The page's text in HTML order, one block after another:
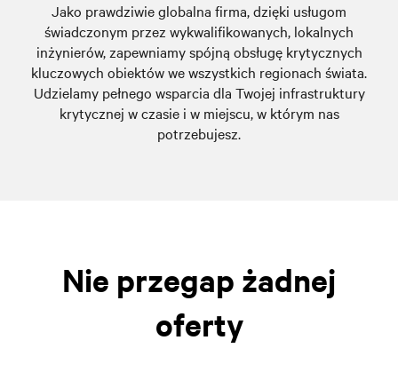
Jako prawdziwie globalna firma, dzięki usługom
świadczonym przez wykwalifikowanych, lokalnych
inżynierów, zapewniamy spójną obsługę krytycznych
kluczowych obiektów we wszystkich regionach świata.
Udzielamy pełnego wsparcia dla Twojej infrastruktury
krytycznej w czasie i w miejscu, w którym nas
potrzebujesz.
Nie przegap żadnej
oferty